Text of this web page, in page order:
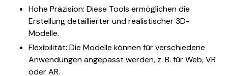
Hohe Präzision: Diese Tools ermöglichen die
Erstellung detaillierter und realistischer 3D-
Modelle.
Flexibilität: Die Modelle können für verschiedene
Anwendungen angepasst werden, z. B. für Web, VR
oder AR.